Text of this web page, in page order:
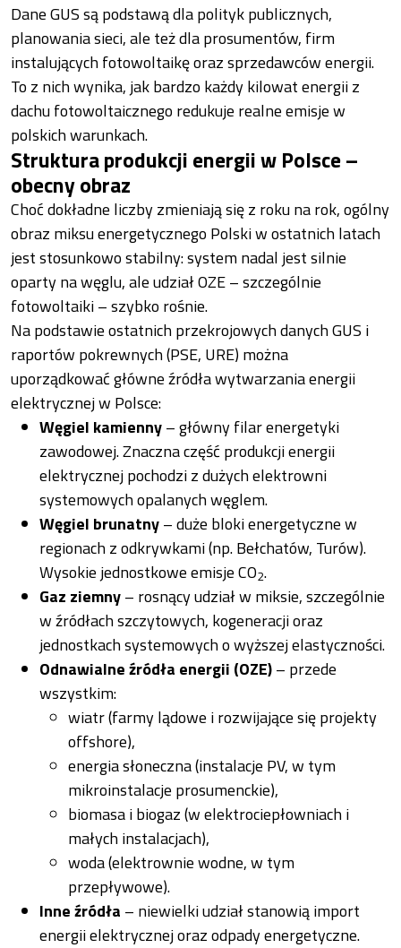
Dane GUS są podstawą dla polityk publicznych,
planowania sieci, ale też dla prosumentów, firm
instalujących fotowoltaikę oraz sprzedawców energii.
To z nich wynika, jak bardzo każdy kilowat energii z
dachu fotowoltaicznego redukuje realne emisje w
polskich warunkach.
Struktura produkcji energii w Polsce –
obecny obraz
Choć dokładne liczby zmieniają się z roku na rok, ogólny
obraz miksu energetycznego Polski w ostatnich latach
jest stosunkowo stabilny: system nadal jest silnie
oparty na węglu, ale udział OZE – szczególnie
fotowoltaiki – szybko rośnie.
Na podstawie ostatnich przekrojowych danych GUS i
raportów pokrewnych (PSE, URE) można
uporządkować główne źródła wytwarzania energii
elektrycznej w Polsce:
Węgiel kamienny– główny filar energetyki
zawodowej. Znaczna część produkcji energii
elektrycznej pochodzi z dużych elektrowni
systemowych opalanych węglem.
Węgiel brunatny– duże bloki energetyczne w
regionach z odkrywkami (np. Bełchatów, Turów).
Wysokie jednostkowe emisje CO2.
Gaz ziemny– rosnący udział w miksie, szczególnie
w źródłach szczytowych, kogeneracji oraz
jednostkach systemowych o wyższej elastyczności.
Odnawialne źródła energii (OZE)– przede
wszystkim:
wiatr (farmy lądowe i rozwijające się projekty
offshore),
energia słoneczna (instalacje PV, w tym
mikroinstalacje prosumenckie),
biomasa i biogaz (w elektrociepłowniach i
małych instalacjach),
woda (elektrownie wodne, w tym
przepływowe).
Inne źródła – niewielki udział stanowią import
energii elektrycznej oraz odpady energetyczne.